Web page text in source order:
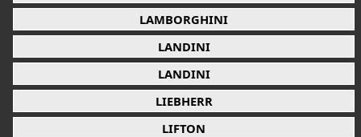
LAMBORGHINI
LANDINI
LANDINI
LIEBHERR
LIFTON